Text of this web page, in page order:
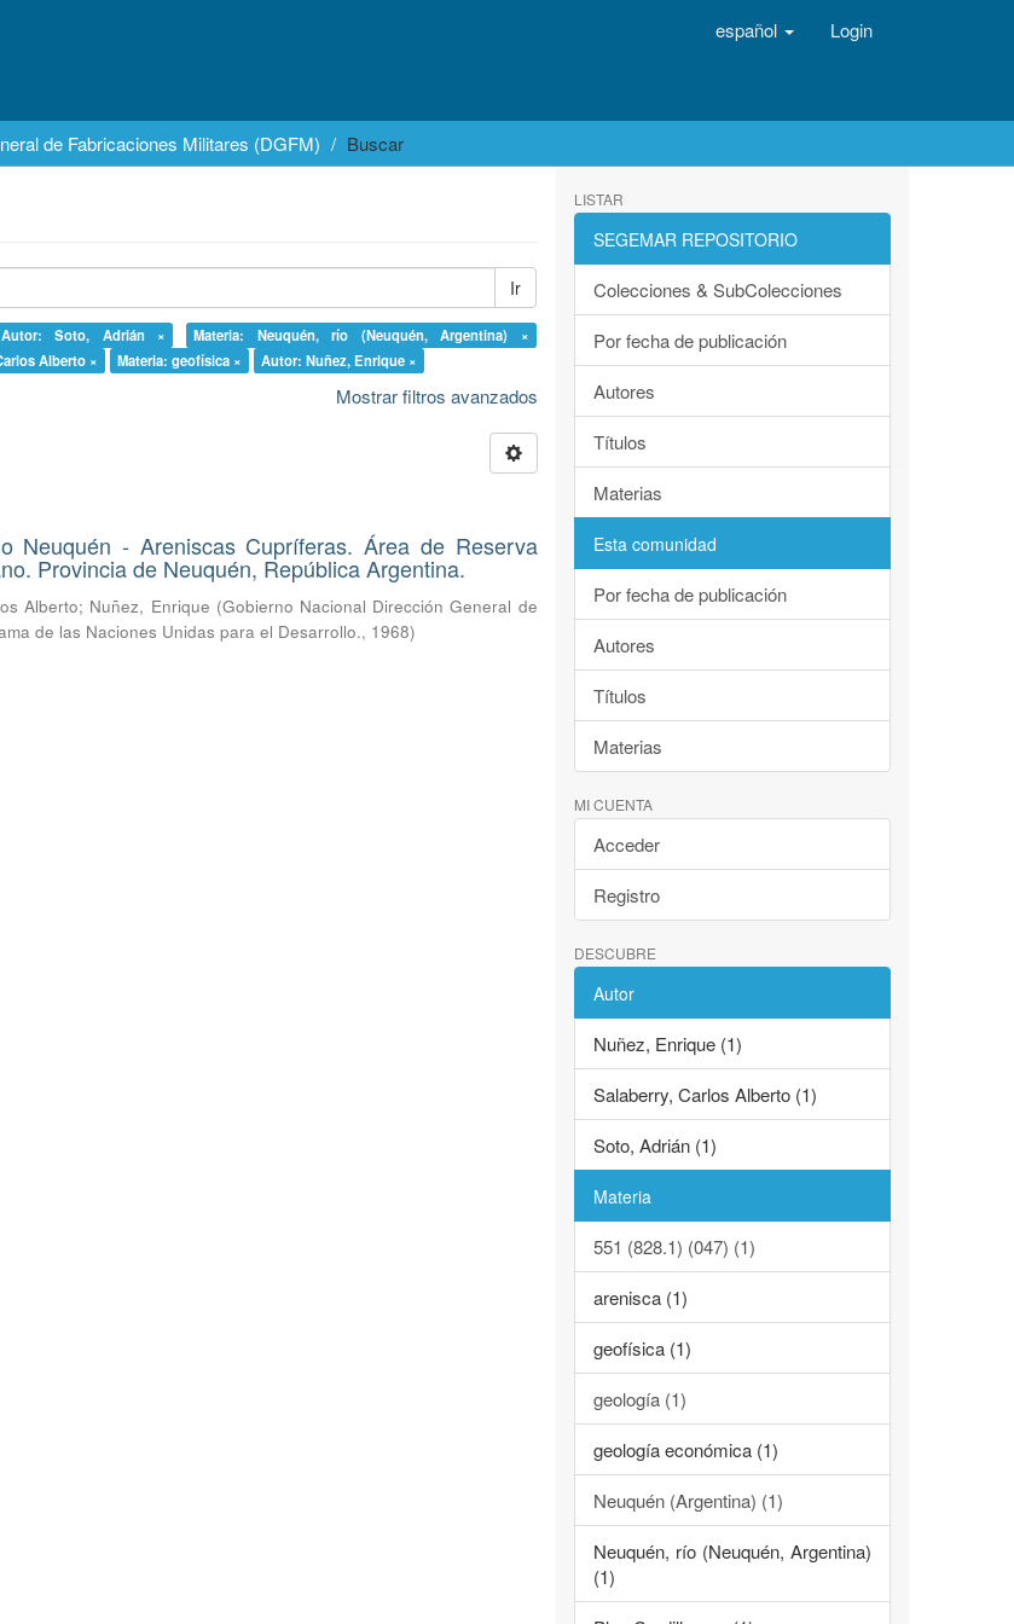
español Login
de Fabricaciones Militares (DGFM) Buscar
Ir
Autor: Soto, Adrián ×
Materia: Neuquén, río (Neuquén, Argentina) ×
Alberto × Materia: geofísica × Autor: Nuñez, Enrique ×
Mostrar filtros avanzados
Neuquén - Areniscas Cupríferas. Área de Reserva
Provincia de Neuquén, República Argentina.
Alberto; Nuñez, Enrique (Gobierno Nacional Dirección General de
de las Naciones Unidas para el Desarrollo., 1968)
LISTAR
SEGEMAR REPOSITORIO
Colecciones & SubColecciones
Por fecha de publicación
Autores
Títulos
Materias
Esta comunidad
Por fecha de publicación
Autores
Títulos
Materias
MI CUENTA
Acceder
Registro
DESCUBRE
Autor
Nuñez, Enrique (1)
Salaberry, Carlos Alberto (1)
Soto, Adrián (1)
Materia
551 (828.1) (047) (1)
arenisca (1)
geofísica (1)
geología (1)
geología económica (1)
Neuquén (Argentina) (1)
Neuquén, río (Neuquén, Argentina)
(1)